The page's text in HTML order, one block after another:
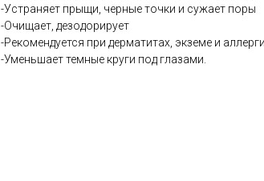
-Устраняет прыщи, черные точки и сужает поры
-Очищает, дезодорирует
-Рекомендуется при дерматитах, экземе и
-Уменьшает темные круги под глазами.